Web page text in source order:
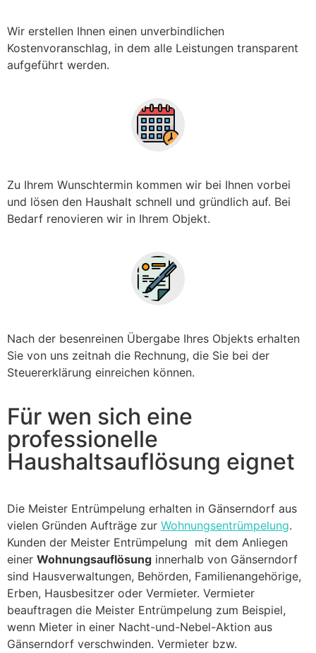
Wir erstellen Ihnen einen unverbindlichen
Kostenvoranschlag, in dem alle Leistungen transparent
aufgeführt werden.
Zu Ihrem Wunschtermin kommen wir bei Ihnen vorbei
und lösen den Haushalt schnell und gründlich auf. Bei
Bedarf renovieren wir in Ihrem Objekt.
Nach der besenreinen Übergabe Ihres Objekts erhalten
Sie von uns zeitnah die Rechnung, die Sie bei der
Steuererklärung einreichen können.
Für wen sich eine
professionelle
Haushaltsauflösung eignet
Die Meister Entrümpelung erhalten in Gänserndorf aus
vielen Gründen Aufträge zur Wohnungsentrümpelung.
Kunden der Meister Entrümpelung mit dem Anliegen
einer Wohnungsauflösung innerhalb von Gänserndorf
sind Hausverwaltungen, Behörden, Familienangehörige,
Erben, Hausbesitzer oder Vermieter. Vermieter
beauftragen die Meister Entrümpelung zum Beispiel,
wenn Mieter in einer Nacht-und-Nebel-Aktion aus
Gänserndorf verschwinden. Vermieter bzw.